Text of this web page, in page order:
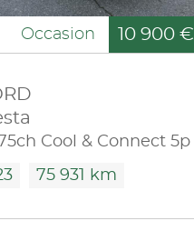
Occasion 10 900 €
75ch Cool & Connect 5p
75 931 km